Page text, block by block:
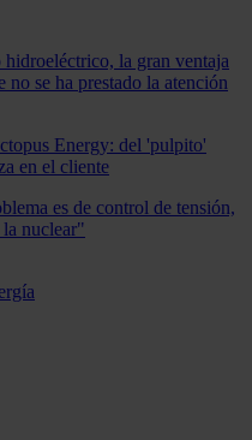
la gran ventaja
no se ha prestado la atención
Energy: del 'pulpito'
en el cliente
es de control de tensión,
la nuclear"